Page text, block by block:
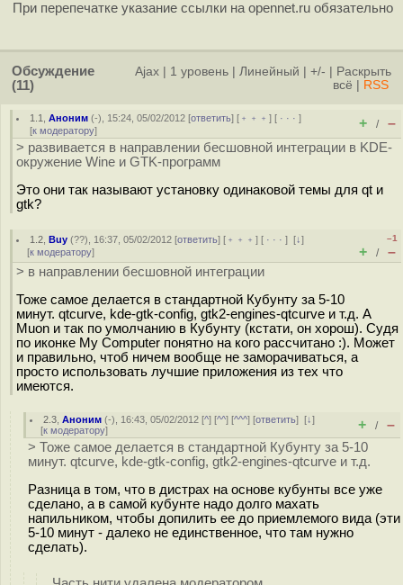
При перепечатке указание ссылки на opennet.ru обязательно
Обсуждение
(11)
Ajax 1 уровень Линейный +/-
Раскрыть
всё
RSS
1.1 ,Аноним (-), 15:24, 05/02/2012 [ответить] [ ﹢﹢﹢] [ · · ·]
[к модератору] + / –
> развивается в направлении бесшовной интеграции в KDE-
окружение Wine и GTK-программ
Это они так называют установку одинаковой темы для qt и
gtk?
1.2 ,Buy (??), 16:37, 05/02/2012 [ответить] [ ﹢﹢﹢] [ · · ·][↓]
[к модератору]
–1
+ / –
> в направлении бесшовной интеграции
Тоже самое делается в стандартной Кубунту за 5-10
минут. qtcurve, kde-gtk-config, gtk2-engines-qtcurve и т.д. А
Muon и так по умолчанию в Кубунту (кстати, он хорош). Судя
по иконке My Computer понятно на кого рассчитано :). Может
и правильно, чтоб ничем вообще не заморачиваться, а
просто использовать лучшие приложения из тех что
имеются.
2.3 ,Аноним (-), 16:43, 05/02/2012 [^] [^^] [^^^] [ответить][↓]
[к модератору] + / –
> Тоже самое делается в стандартной Кубунту за 5-10
минут. qtcurve, kde-gtk-config, gtk2-engines-qtcurve и т.д.
Разница в том, что в дистрах на основе кубунты все уже
сделано, а в самой кубунте надо долго махать
напильником, чтобы допилить ее до приемлемого вида (эти
5-10 минут - далеко не единственное, что там нужно
сделать).